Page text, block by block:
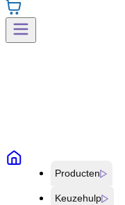
Producten
Keuzehulp